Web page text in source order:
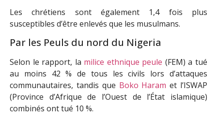
Les chrétiens sont également 1,4 fois plus
susceptibles d’être enlevés que les musulmans.
Par les Peuls du nord du Nigeria
Selon le rapport, la milice ethnique peule (FEM) a tué
au moins 42 % de tous les civils lors d’attaques
communautaires, tandis que Boko Haram et l’ISWAP
(Province d’Afrique de l’Ouest de l’État islamique)
combinés ont tué 10 %.